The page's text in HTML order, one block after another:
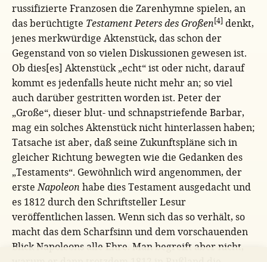
russifizierte Franzosen die Zarenhymne spielen, an
das berüchtigte Testament Peters des Großen[4] denkt,
jenes merkwürdige Aktenstück, das schon der
Gegenstand von so vielen Diskussionen gewesen ist.
Ob dies[es] Aktenstück „echt“ ist oder nicht, darauf
kommt es jedenfalls heute nicht mehr an; so viel
auch darüber gestritten worden ist. Peter der
„Große“, dieser blut- und schnapstriefende Barbar,
mag ein solches Aktenstück nicht hinterlassen haben;
Tatsache ist aber, daß seine Zukunftspläne sich in
gleicher Richtung bewegten wie die Gedanken des
„Testaments“. Gewöhnlich wird angenommen, der
erste Napoleon habe dies Testament ausgedacht und
es 1812 durch den Schriftsteller Lesur
veröffentlichen lassen. Wenn sich das so verhält, so
macht das dem Scharfsinn und dem vorschauenden
Blick Napoleons alle Ehre. Man begreift aber nicht,